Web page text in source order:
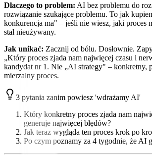
Dlaczego to problem: AI bez problemu do
rozwiązanie szukające problemu. To jak
konkurencja ma" – jeśli nie wiesz, jaki proces
stał nieużywany.
Jak unikać: Zacznij od bólu. Dosłownie.
„Który proces zjada nam najwięcej czasu i
kandydat nr 1. Nie „AI strategy" – konkretny,
mierzalny proces.
3 pytania zanim powiesz 'wdrażamy AI'
Który konkretny proces zjada nam
generuje najwięcej błędów?
Jak teraz wygląda ten proces krok po
Po czym poznamy za 4 tygodnie, że AI